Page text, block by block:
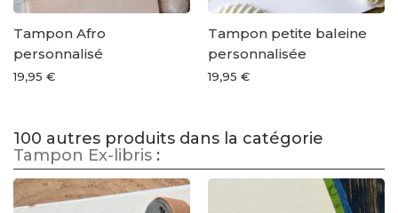
Tampon Afro
personnalisé
19,95 €
Tampon petite baleine
personnalisée
19,95 €
100 autres produits dans la catégorie
Tampon Ex-libris :